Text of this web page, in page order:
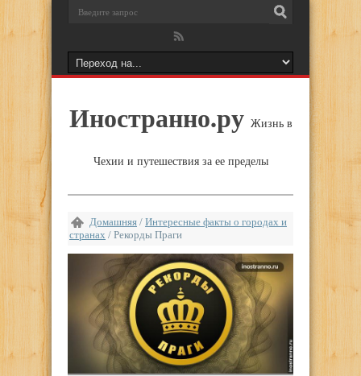
Иностранно.ру Жизнь в
Чехии и путешествия за ее пределы
Домашняя / Интересные факты о городах и
странах / Рекорды Праги